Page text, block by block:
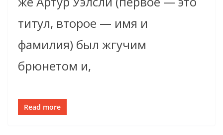
титул, второе — имя и
фамилия) был жгучим
брюнетом и,
Read more